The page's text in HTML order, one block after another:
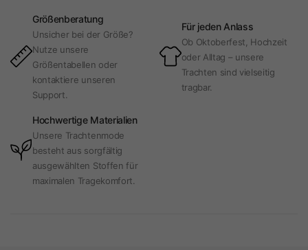
Größenberatung
Unsicher bei der Größe?
Nutze unsere
Größentabellen oder
kontaktiere unseren
Support.
Für jeden Anlass
Ob Oktoberfest, Hochzeit
oder Alltag – unsere
Trachten sind vielseitig
tragbar.
Hochwertige Materialien
Unsere Trachtenmode
besteht aus sorgfältig
ausgewählten Stoffen für
maximalen Tragekomfort.